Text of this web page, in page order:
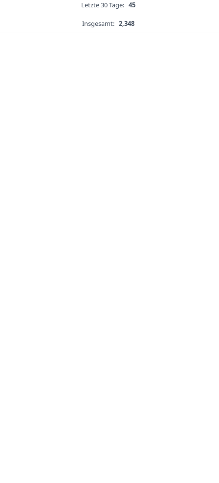
Letzte 30 Tage: 45
Insgesamt: 2,348